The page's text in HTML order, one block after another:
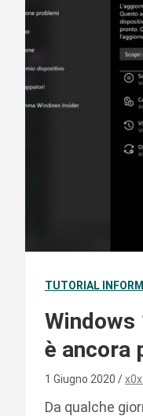
TUTORIAL
Windows
è ancora
1 Giugno 2020
Da qualche